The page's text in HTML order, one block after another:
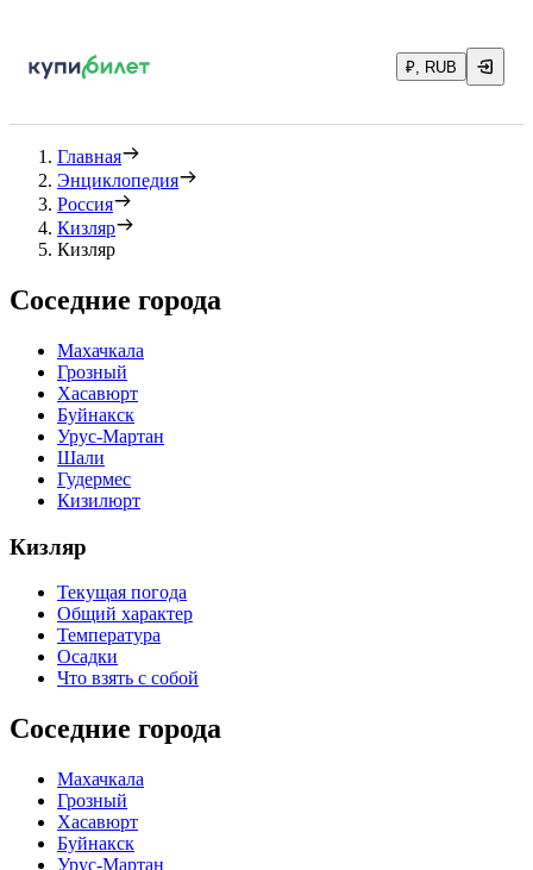
₽, RUB
Главная
Энциклопедия
Россия
Кизляр
Кизляр
Соседние города
Махачкала
Грозный
Хасавюрт
Буйнакск
Урус-Мартан
Шали
Гудермес
Кизилюрт
Кизляр
Текущая погода
Общий характер
Температура
Осадки
Что взять с собой
Соседние города
Махачкала
Грозный
Хасавюрт
Буйнакск
Урус-Мартан